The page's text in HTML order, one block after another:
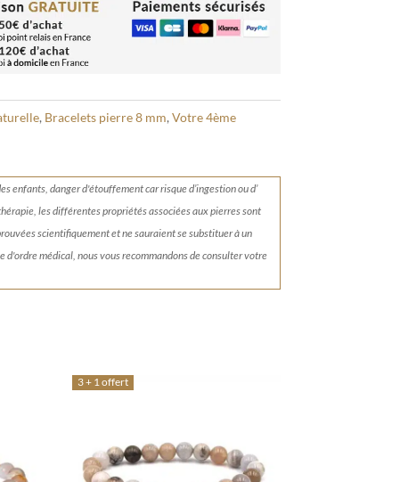
, Bracelets pierre 8 mm,Votre 4ème
enfants, danger d'étouffement car risque d’ingestion ou d’
les différentes propriétés associées aux pierres sont
scientifiquement et ne sauraient se substituer à un
médical, nous vous recommandons de consulter votre
3 + 1 offert